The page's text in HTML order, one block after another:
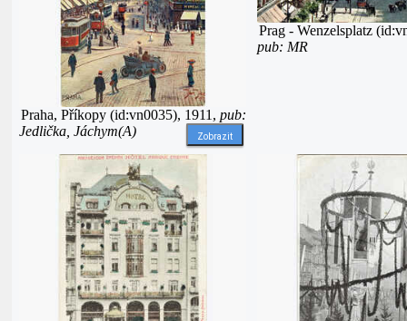
Praha, Příkopy (id:vn0035), 1911, pub:
Jedlička, Jáchym(A)
Zobrazit
Prag - Wenzelsplatz
pub: MR